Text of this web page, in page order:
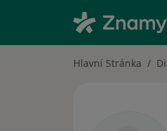
Hlavní Stránka